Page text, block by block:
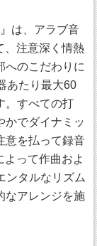
は、アラブ音
、注意深く情熱
へのこだわりに
あたり最大60
。すべての打
かでダイナミッ
意を払って録音
よって作曲およ
ンタルなリズム
なアレンジを施